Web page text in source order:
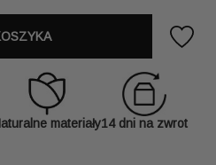
materiały14 dni na zwrot